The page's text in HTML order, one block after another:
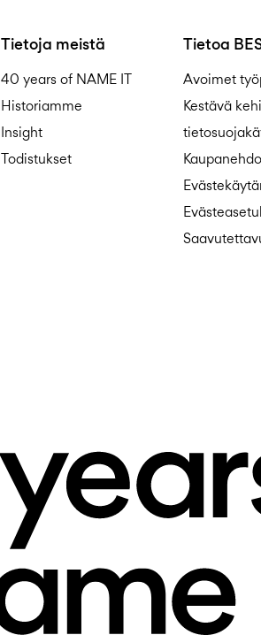
Tietoja meistä
40 years of NAME IT
Historiamme
Insight
Todistukset
Tietoa
Avoimet
Kestävä